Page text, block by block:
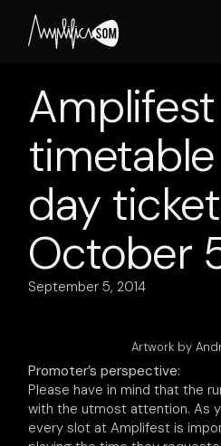
content
Amplifest
day
October
September 5, 2014
Artwork by
Promoter’s perspective:
Please have in mind that the
with the utmost attention. As
every slot at Amplifest is